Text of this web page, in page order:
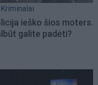
Kriminalai
ieško šios moters.
galite padėti?